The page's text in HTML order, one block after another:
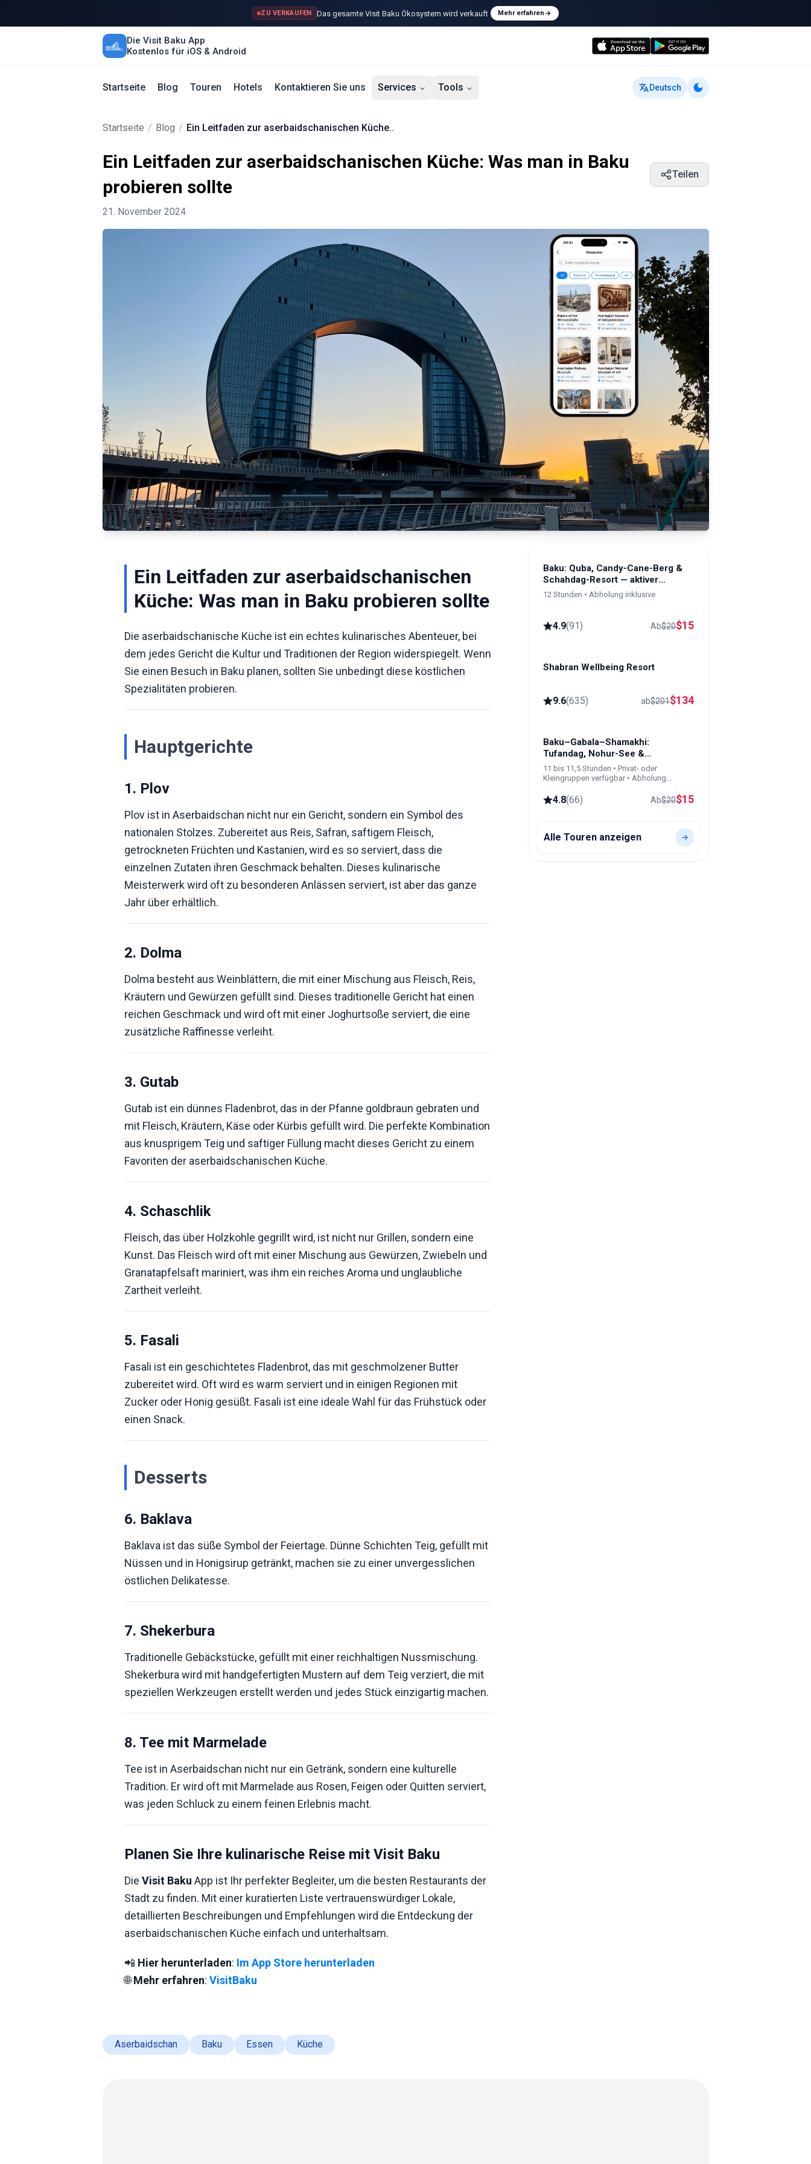
ZU VERKAUFEN Das gesamte Visit Baku Ökosystem wird verkauft Mehr erfahren
Die Visit Baku App
Kostenlos für iOS & Android
Startseite Blog Touren Hotels Kontaktieren Sie uns Services Tools Deutsch
Startseite / Blog / Ein Leitfaden zur aserbaidschanischen Küche..
Ein Leitfaden zur aserbaidschanischen Küche: Was man in Baku
probieren sollte
Teilen
21. November 2024
Ein Leitfaden zur aserbaidschanischen
Küche: Was man in Baku probieren sollte
Die aserbaidschanische Küche ist ein echtes kulinarisches Abenteuer, bei
dem jedes Gericht die Kultur und Traditionen der Region widerspiegelt. Wenn
Sie einen Besuch in Baku planen, sollten Sie unbedingt diese köstlichen
Spezialitäten probieren.
Hauptgerichte
1. Plov
Plov ist in Aserbaidschan nicht nur ein Gericht, sondern ein Symbol des
nationalen Stolzes. Zubereitet aus Reis, Safran, saftigem Fleisch,
getrockneten Früchten und Kastanien, wird es so serviert, dass die
einzelnen Zutaten ihren Geschmack behalten. Dieses kulinarische
Meisterwerk wird oft zu besonderen Anlässen serviert, ist aber das ganze
Jahr über erhältlich.
2. Dolma
Dolma besteht aus Weinblättern, die mit einer Mischung aus Fleisch, Reis,
Kräutern und Gewürzen gefüllt sind. Dieses traditionelle Gericht hat einen
reichen Geschmack und wird oft mit einer Joghurtsoße serviert, die eine
zusätzliche Raffinesse verleiht.
3. Gutab
Gutab ist ein dünnes Fladenbrot, das in der Pfanne goldbraun gebraten und
mit Fleisch, Kräutern, Käse oder Kürbis gefüllt wird. Die perfekte Kombination
aus knusprigem Teig und saftiger Füllung macht dieses Gericht zu einem
Favoriten der aserbaidschanischen Küche.
4. Schaschlik
Fleisch, das über Holzkohle gegrillt wird, ist nicht nur Grillen, sondern eine
Kunst. Das Fleisch wird oft mit einer Mischung aus Gewürzen, Zwiebeln und
Granatapfelsaft mariniert, was ihm ein reiches Aroma und unglaubliche
Zartheit verleiht.
5. Fasali
Fasali ist ein geschichtetes Fladenbrot, das mit geschmolzener Butter
zubereitet wird. Oft wird es warm serviert und in einigen Regionen mit
Zucker oder Honig gesüßt. Fasali ist eine ideale Wahl für das Frühstück oder
einen Snack.
Desserts
6. Baklava
Baklava ist das süße Symbol der Feiertage. Dünne Schichten Teig, gefüllt mit
Nüssen und in Honigsirup getränkt, machen sie zu einer unvergesslichen
östlichen Delikatesse.
7. Shekerbura
Traditionelle Gebäckstücke, gefüllt mit einer reichhaltigen Nussmischung.
Shekerbura wird mit handgefertigten Mustern auf dem Teig verziert, die mit
speziellen Werkzeugen erstellt werden und jedes Stück einzigartig machen.
8. Tee mit Marmelade
Tee ist in Aserbaidschan nicht nur ein Getränk, sondern eine kulturelle
Tradition. Er wird oft mit Marmelade aus Rosen, Feigen oder Quitten serviert,
was jeden Schluck zu einem feinen Erlebnis macht.
Planen Sie Ihre kulinarische Reise mit Visit Baku
Die Visit Baku App ist Ihr perfekter Begleiter, um die besten Restaurants der
Stadt zu finden. Mit einer kuratierten Liste vertrauenswürdiger Lokale,
detaillierten Beschreibungen und Empfehlungen wird die Entdeckung der
aserbaidschanischen Küche einfach und unterhaltsam.
📲 Hier herunterladen: Im App Store herunterladen
🌐Mehr erfahren: VisitBaku
Baku: Quba, Candy-Cane-Berg &
Schahdag-Resort — aktiver
Bergtag
12 Stunden • Abholung inklusive
4.9(91) Ab$20$15
Shabran
Shabran Wellbeing Resort
9.6(635) ab$201$134
Baku–Gabala–Shamakhi:
Tufandag, Nohur-See &
Lavendelfelder
11 bis 11,5 Stunden • Privat- oder
Kleingruppen verfügbar • Abholung
4.8(66) Ab$20$15
Alle Touren anzeigen
Aserbaidschan Baku Essen Küche